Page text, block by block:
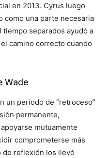
en 2013. Cyrus luego
como una parte necesaria
separados ayudó a
camino correcto cuando
Wade
un período de “retroceso”
permanente,
mutuamente
comprometerse más
de reflexión los llevó